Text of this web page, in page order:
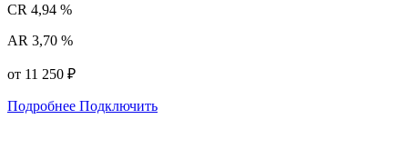
CR 4,94 %
AR 3,70 %
от 11 250 ₽
Подробнее Подключить